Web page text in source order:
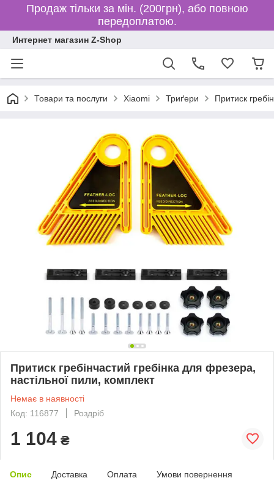
Продаж тільки за мін. (200грн), або повною
передоплатою.
Интернет магазин Z-Shop
Товари та послуги Xiaomi Триґери Притиск
Притиск гребінчастий гребінка для фрезера,
настільної пили, комплект
Немає в наявності
Код: 116877
Роздріб
1 104 ₴
Опис Доставка Оплата Умови повернення